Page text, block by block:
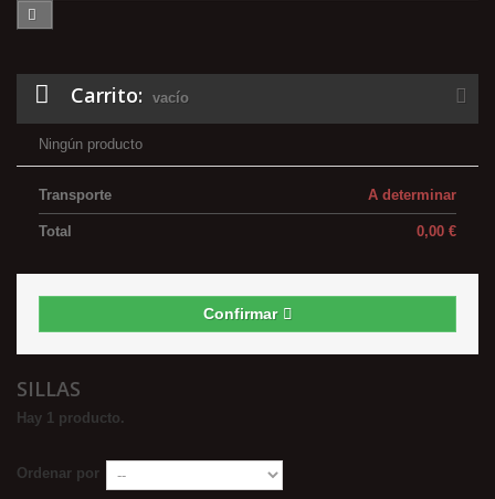
Carrito: vacío
Ningún producto
A determinar
Transporte
0,00 €
Total
Confirmar
SILLAS
Hay 1 producto.
Ordenar por